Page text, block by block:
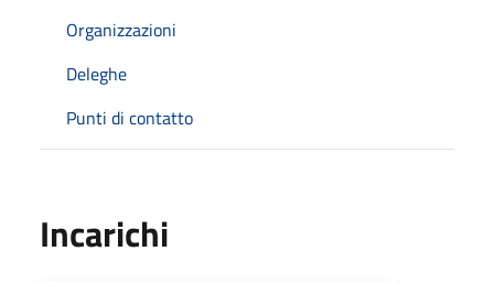
Organizzazioni
Deleghe
Punti di contatto
Incarichi